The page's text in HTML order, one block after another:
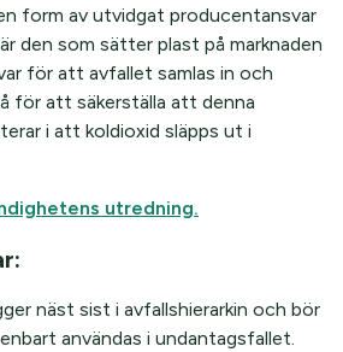
form av utvidgat producentansvar
den som sätter plast på marknaden
för att avfallet samlas in och
för att säkerställa att denna
i att koldioxid släpps ut i
utredning.
näst sist i avfallshierarkin och bör
användas i undantagsfallet.